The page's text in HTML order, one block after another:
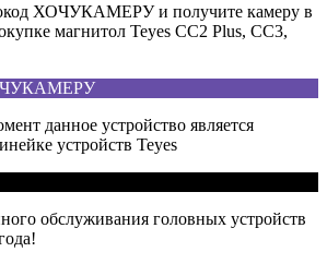
ХОЧУКАМЕРУ и получите камеру в
магнитол Teyes CC2 Plus, CC3,
данное устройство является
устройств Teyes
обслуживания головных устройств